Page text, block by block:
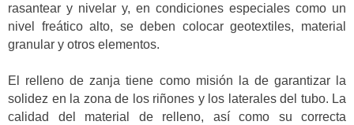
rasantear y nivelar y, en condiciones especiales como un
nivel freático alto, se deben colocar geotextiles, material
granular y otros elementos.
El relleno de zanja tiene como misión la de garantizar la
solidez en la zona de los riñones y los laterales del tubo. La
calidad del material de relleno, así como su correcta